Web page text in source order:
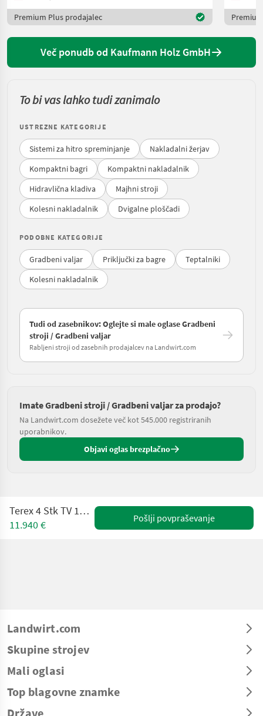
Premium Plus prodajalec
Več ponudb od Kaufmann Holz GmbH
To bi vas lahko tudi zanimalo
USTREZNE KATEGORIJE
Sistemi za hitro spreminjanje
Nakladalni žerjav
Kompaktni bagri
Kompaktni nakladalnik
Hidravlična kladiva
Majhni stroji
Kolesni nakladalnik
Dvigalne ploščadi
PODOBNE KATEGORIJE
Gradbeni valjar Priključki za bagre
Teptalniki
Kolesni nakladalnik
Tudi od zasebnikov: Oglejte si male oglase Gradbeni
stroji / Gradbeni valjar
Rabljeni stroji od zasebnih prodajalcev na Landwirt.com
Imate Gradbeni stroji / Gradbeni valjar za prodajo?
Na Landwirt.com dosežete več kot 545.000 registriranih
uporabnikov.
Objavi oglas brezplačno
Terex 4 Stk TV 1200 ( 2.930KG )
11.940 €
Pošlji povpraševanje
Landwirt.com
Skupine strojev
Mali oglasi
Top blagovne znamke
Države